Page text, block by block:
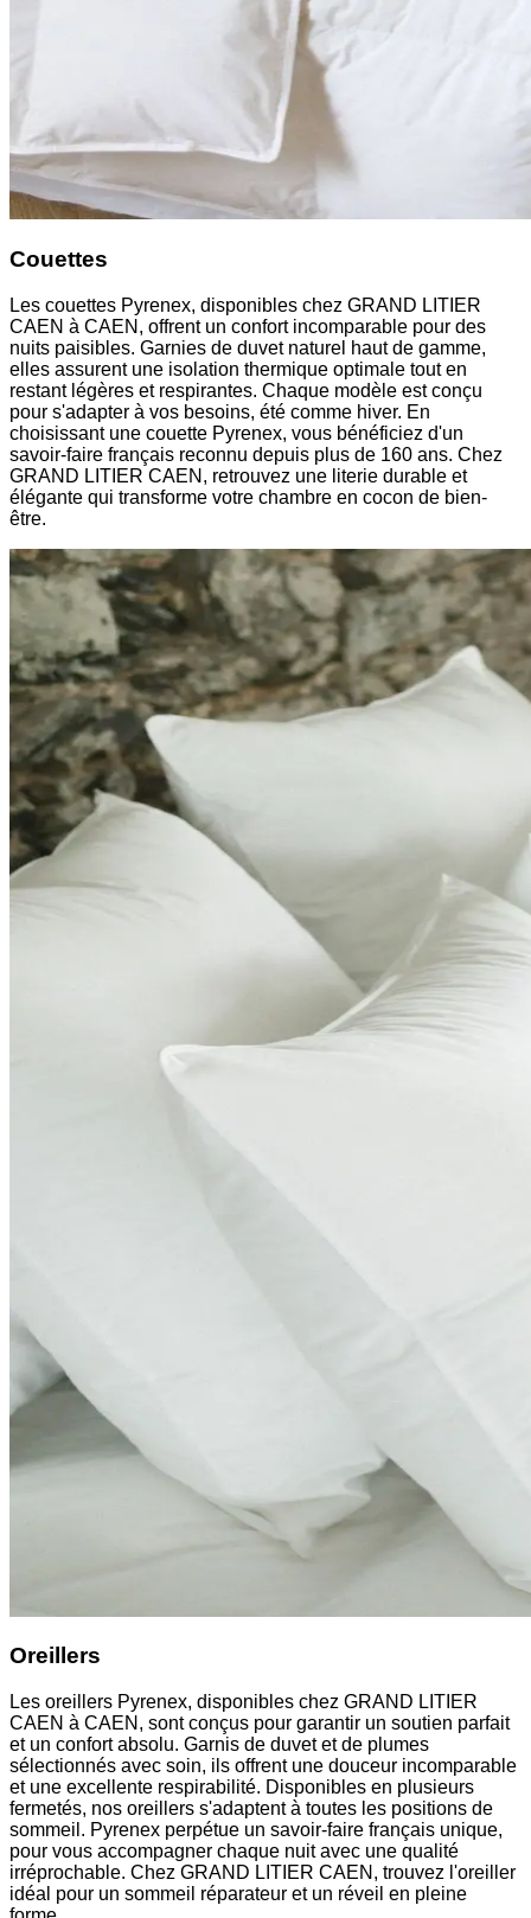
Couettes
Les couettes Pyrenex, disponibles chez GRAND LITIER
CAEN à CAEN, offrent un confort incomparable pour des
nuits paisibles. Garnies de duvet naturel haut de gamme,
elles assurent une isolation thermique optimale tout en
restant légères et respirantes. Chaque modèle est conçu
pour s'adapter à vos besoins, été comme hiver. En
choisissant une couette Pyrenex, vous bénéficiez d'un
savoir-faire français reconnu depuis plus de 160 ans. Chez
GRAND LITIER CAEN, retrouvez une literie durable et
élégante qui transforme votre chambre en cocon de bien-
être.
Oreillers
Les oreillers Pyrenex, disponibles chez GRAND LITIER
CAEN à CAEN, sont conçus pour garantir un soutien parfait
et un confort absolu. Garnis de duvet et de plumes
sélectionnés avec soin, ils offrent une douceur incomparable
et une excellente respirabilité. Disponibles en plusieurs
fermetés, nos oreillers s'adaptent à toutes les positions de
sommeil. Pyrenex perpétue un savoir-faire français unique,
pour vous accompagner chaque nuit avec une qualité
irréprochable. Chez GRAND LITIER CAEN, trouvez l'oreiller
idéal pour un sommeil réparateur et un réveil en pleine